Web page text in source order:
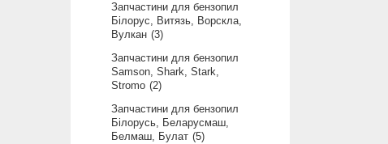
Запчастини для бензопил
Білорус, Витязь, Ворскла,
Вулкан 3
Запчастини для бензопил
Samson, Shark, Stark,
Stromo 2
Запчастини для бензопил
Білорусь, Беларусмаш,
Белмаш, Булат 5